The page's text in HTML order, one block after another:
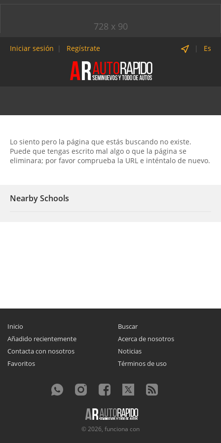
728 x 90
Iniciar sesión Regístrate Es
Lo siento pero la página que estás buscando no existe.
Puede que tengas escrito mal algo o que la página se
eliminara; por favor comprueba la URL e inténtalo de nuevo.
Nearby Schools
Inicio
Buscar
Añadido recientemente
Acerca de nosotros
Contacta con nosotros
Noticias
Favoritos
Términos de uso
© 2026, funciona con